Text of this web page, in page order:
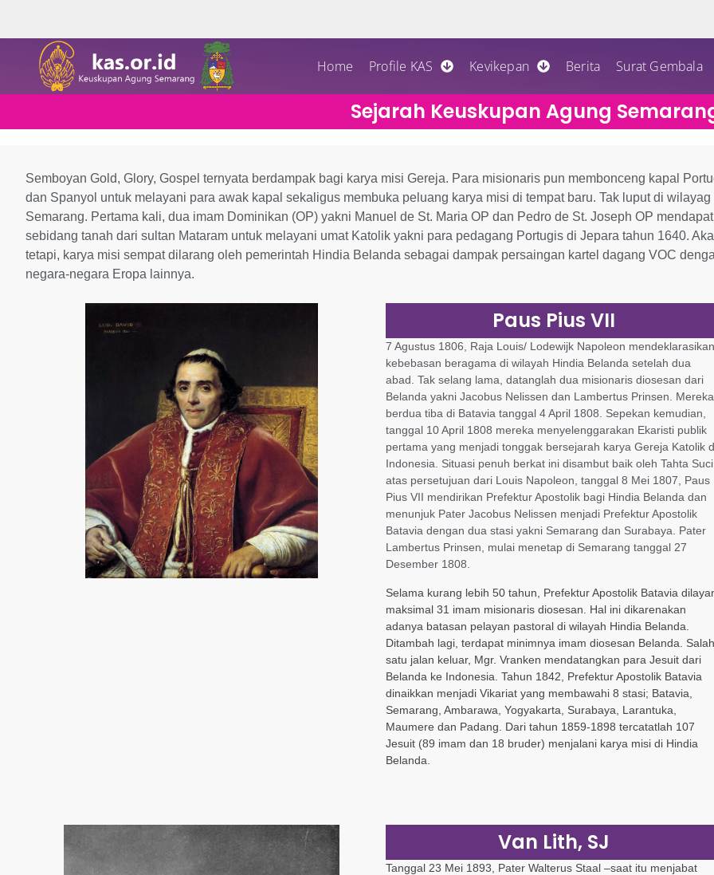
Home Profile KAS Kevikepan Berita Surat Gembala
Sejarah Keuskupan Agung
Semboyan Gold, Glory, Gospel ternyata berdampak bagi karya misi Gereja. Para misionaris pun membonceng kapal
dan Spanyol untuk melayani para awak kapal sekaligus membuka peluang karya misi di tempat baru. Tak luput di wilayag
Semarang. Pertama kali, dua imam Dominikan (OP) yakni Manuel de St. Maria OP dan Pedro de St. Joseph OP mendapat
sebidang tanah dari sultan Mataram untuk melayani umat Katolik yakni para pedagang Portugis di Jepara tahun 1640.
tetapi, karya misi sempat dilarang oleh pemerintah Hindia Belanda sebagai dampak persaingan kartel dagang VOC
negara-negara Eropa lainnya.
Paus Pius VII
7 Agustus 1806, Raja Louis/ Lodewijk Napoleon mendeklarasikan
kebebasan beragama di wilayah Hindia Belanda setelah dua
abad. Tak selang lama, datanglah dua misionaris diosesan dari
Belanda yakni Jacobus Nelissen dan Lambertus Prinsen. Mereka
berdua tiba di Batavia tanggal 4 April 1808. Sepekan kemudian,
tanggal 10 April 1808 mereka menyelenggarakan Ekaristi publik
pertama yang menjadi tonggak bersejarah karya Gereja Katolik
Indonesia. Situasi penuh berkat ini disambut baik oleh Tahta
atas persetujuan dari Louis Napoleon, tanggal 8 Mei 1807, Paus
Pius VII mendirikan Prefektur Apostolik bagi Hindia Belanda dan
menunjuk Pater Jacobus Nelissen menjadi Prefektur Apostolik
Batavia dengan dua stasi yakni Semarang dan Surabaya. Pater
Lambertus Prinsen, mulai menetap di Semarang tanggal 27
Desember 1808.
Selama kurang lebih 50 tahun, Prefektur Apostolik Batavia
maksimal 31 imam misionaris diosesan. Hal ini dikarenakan
adanya batasan pelayan pastoral di wilayah Hindia Belanda.
Ditambah lagi, terdapat minimnya imam diosesan Belanda. Salah
satu jalan keluar, Mgr. Vranken mendatangkan para Jesuit dari
Belanda ke Indonesia. Tahun 1842, Prefektur Apostolik Batavia
dinaikkan menjadi Vikariat yang membawahi 8 stasi; Batavia,
Semarang, Ambarawa, Yogyakarta, Surabaya, Larantuka,
Maumere dan Padang. Dari tahun 1859-1898 tercatatlah 107
Jesuit (89 imam dan 18 bruder) menjalani karya misi di Hindia
Belanda.
Van Lith, SJ
Tanggal 23 Mei 1893, Pater Walterus Staal –saat itu menjabat